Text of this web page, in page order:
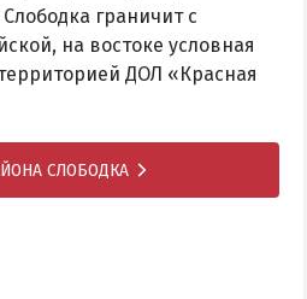
граничит с
на востоке условная
ДОЛ «Красная
СЛОБОДКА